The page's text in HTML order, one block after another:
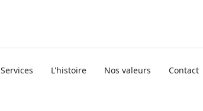
Services L'histoire Nos valeurs Contact